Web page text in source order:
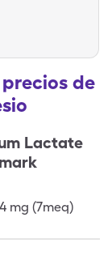
de
Lactate
mg (7meq)